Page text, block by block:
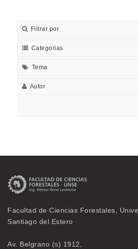
Filtrar por
Categorias
Tema
Autor
Facultad de Ciencias Forestales,
Santiago del Estero
Av. Belgrano (s) 1912,